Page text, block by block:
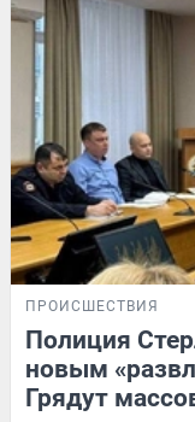
ПРОИСШЕСТВИЯ
Полиция
новым
Грядут